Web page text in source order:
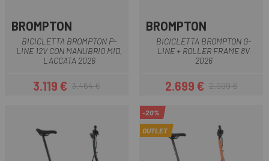
BROMPTON
BICICLETTA BROMPTON P-
LINE 12V CON MANUBRIO MID,
LACCATA 2026
Prezzo
3.119 €Prezzo base
3.464 €
BROMPTON
BICICLETTA BROMPTON G-
LINE + ROLLER FRAME 8V
2026
Prezzo
2.699 €Prezzo base
2.999 €
-20%
OUTLET